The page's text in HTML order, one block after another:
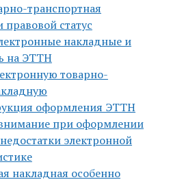
транспортная
правовой статус
накладные и
на ЭТТН
товарно-
оформления ЭТТН
при оформлении
электронной
накладная особенно